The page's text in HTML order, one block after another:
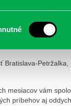
LETO V
LETO V
Bratislava-Petržalka,
mesiacov vám
príbehov aj